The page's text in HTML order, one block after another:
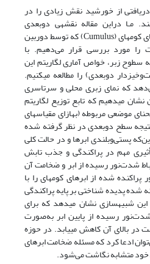
از خورشید نقش زیادی را در
مـا دراین مقاله نقشه​ی دوبعدی
شدت‌نور مرئی رسیده از ابرهای کومه­ای (Cumulus) که توسط دوربین
مورد بررسی قرار می‌‌‌دهیم. با
سطوح زبر، خواص آماری لگاریتم این
دوبعدی) را مطالعه می­کنیم.
که نمای زبری محلی و سرتاسری
می​دهیم که تابع توزیع لگاریتم
موضعی مربوطه (به­ازای مقیاس­های
سطح دوبعدی در نظر گرفته شده
پستی‌وبلندی ابرها و در حالت کلی
مهم در پراکندگی و جذب تابش
شدت‌نور رسیده از ابر و ضخامت آن
پراکنده شده از ابرهای کومه​ای را با
پدیده شناختی بر پایه پراکندگی
شبیه​سازی نشان می​دهد که برای
رسیده از پایین ابر به‌صورت
در بالای آن کاهش می​یابد. در حوزه
ادعا کرد که مسئله ضخامت ابرهای
خود متشابه نگاشت می‌‌‌شود.